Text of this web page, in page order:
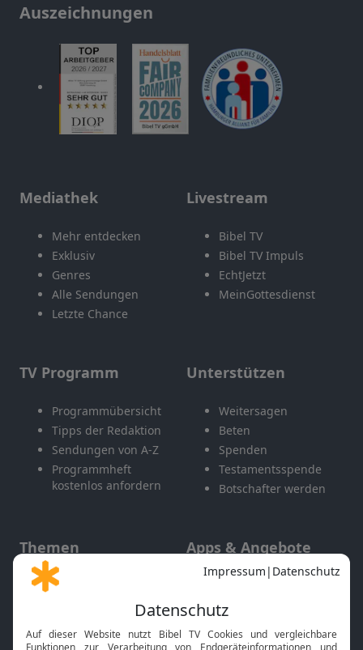
Auszeichnungen
Mediathek
Mehr entdecken
Exklusiv
Genres
Alle Sendungen
Letzte Chance
Livestream
Bibel TV
Bibel TV Impuls
EchtJetzt
MeinGottesdienst
TV Programm
Programmübersicht
Tipps der Redaktion
Sendungen von A-Z
Programmheft
kostenlos anfordern
Unterstützen
Weitersagen
Beten
Spenden
Testamentsspende
Botschafter werden
Themen
Gott und Bibel erklärt
Neuigkeiten
Apps & Angebote
Mobile App
Smart TV